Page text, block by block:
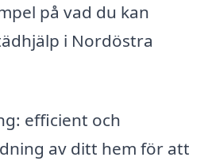
på vad du kan
i Nordöstra
efficient och
av ditt hem för att